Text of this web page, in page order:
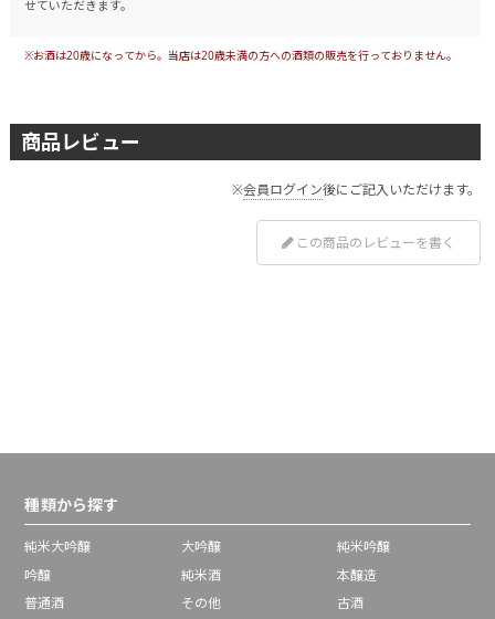
せていただきます。
※お酒は20歳になってから。当店は20歳未満の方への酒類の販売を行っておりません。
商品レビュー
※会員ログイン後にご記入いただけます。
この商品のレビューを書く
種類から探す
純米大吟醸 大吟醸
純米吟醸
吟醸
純米酒
本醸造
普通酒
その他
古酒